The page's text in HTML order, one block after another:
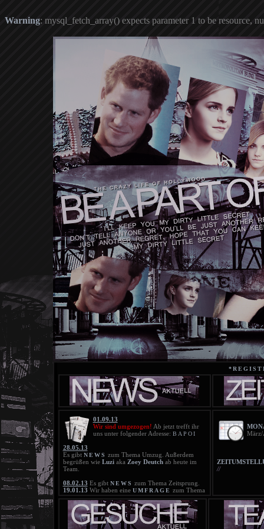
Warning: mysql_fetch_array() expects parameter 1 to be resource,
01.09.13
Wir sind umgezogen! Ab jetzt trefft ihr
uns unter folgender Adresse: BAPOI
28.05.13
Es gibt NEWS zum Thema Umzug. Außerdem
begrüßen wie Luziaka Zoey Deutchab heute im
Team.
08.02.13 Es gibt NEWS zum Thema Zeitsprung.
19.01.13 Wir haben eine UMFRAGE zum Thema
18.01.13Die neueBLACKLISTist online!
21.11.12Die neueBLACKLISTist online!
25.10.12Die Blacklist wurde gelöscht!
20.10.12Die neueBLACKLISTist online!
//